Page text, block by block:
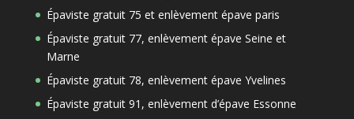
Épaviste gratuit 75 et enlèvement épave paris
Épaviste gratuit 77, enlèvement épave Seine et
Marne
Épaviste gratuit 78, enlèvement épave Yvelines
Épaviste gratuit 91, enlèvement d’épave Essonne